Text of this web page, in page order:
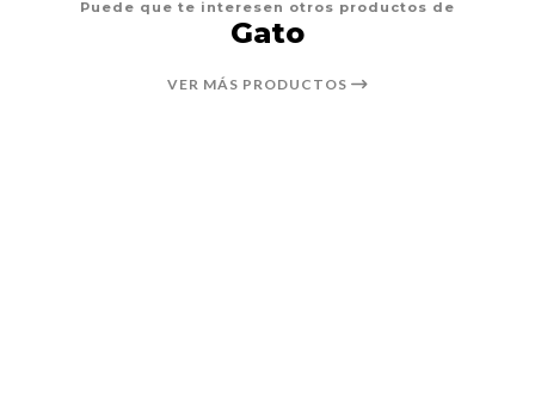
Puede que te interesen otros productos de
Gato
VER MÁS PRODUCTOS